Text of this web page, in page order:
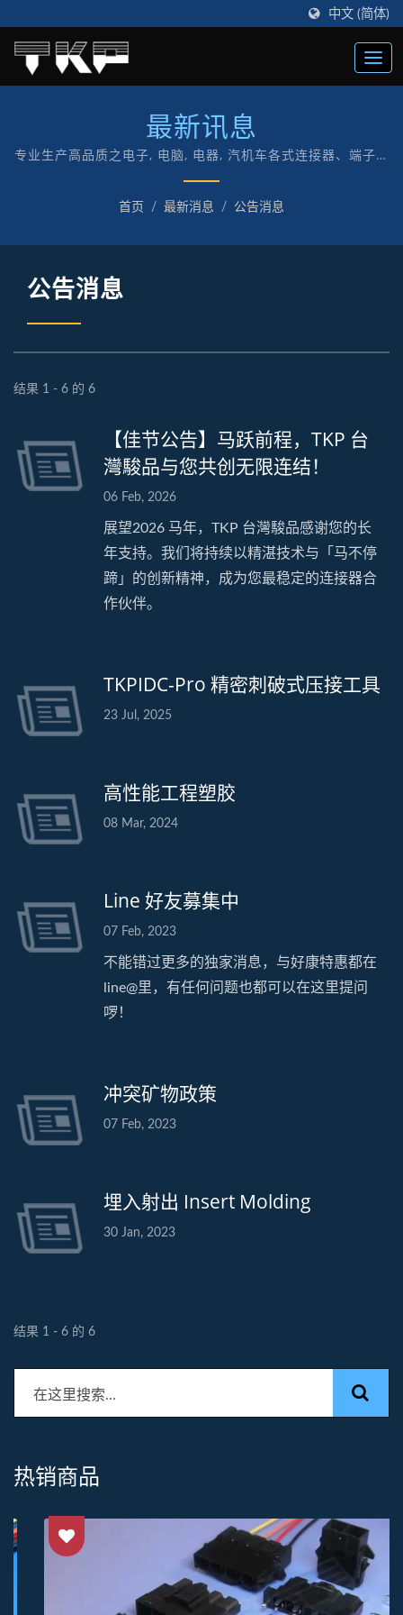
中文 (简体)
最新讯息
专业生产高品质之电子, 电脑, 电器, 汽机车各式连接器、端子及
配件的台湾制造商
首页 / 最新消息 / 公告消息
公告消息
结果 1 - 6 的 6
【佳节公告】马跃前程，TKP 台
灣駿品与您共创无限连结！
06 Feb, 2026
展望2026 马年，TKP 台灣駿品感谢您的长
年支持。我们将持续以精湛技术与「马不停
蹄」的创新精神，成为您最稳定的连接器合
作伙伴。
TKPIDC-Pro 精密刺破式压接工具
23 Jul, 2025
高性能工程塑胶
08 Mar, 2024
Line 好友募集中
07 Feb, 2023
不能错过更多的独家消息，与好康特惠都在
line@里，有任何问题也都可以在这里提问
啰！
冲突矿物政策
07 Feb, 2023
埋入射出 Insert Molding
30 Jan, 2023
结果 1 - 6 的 6
热销商品